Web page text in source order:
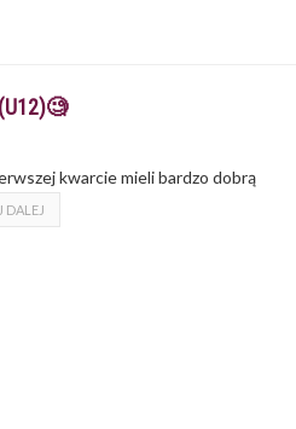
kwarcie mieli bardzo dobrą
DALEJ